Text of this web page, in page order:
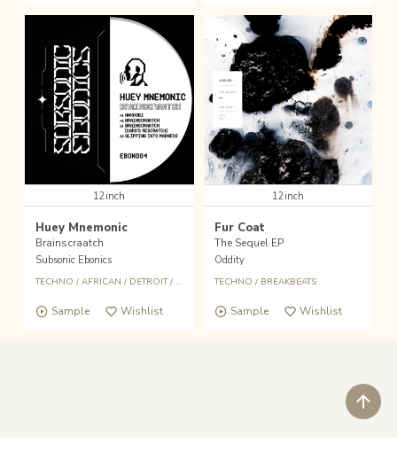
12inch
Huey Mnemonic
Brainscraatch
Subsonic Ebonics
TECHNO / AFRICAN / DETROIT/ RAVE
Sample Wishlist
12inch
Fur Coat
The Sequel EP
Oddity
TECHNO / BREAKBEATS
Sample Wishlist